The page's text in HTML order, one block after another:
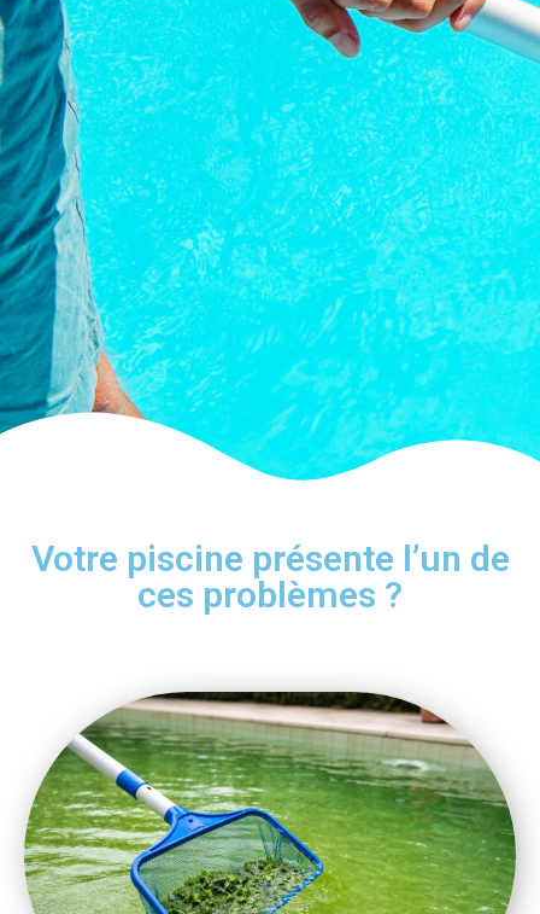
Votre piscine présente l’un de
ces problèmes ?